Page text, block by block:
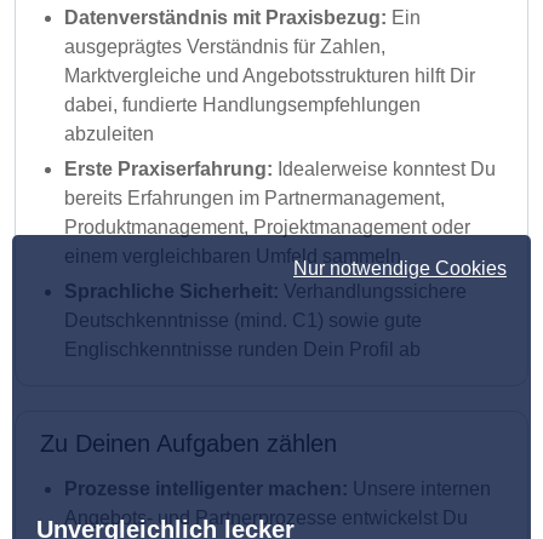
Nur notwendige Cookies
Unvergleichlich lecker
Datenverständnis mit Praxisbezug: Ein
ausgeprägtes Verständnis für Zahlen,
Marktvergleiche und Angebotsstrukturen hilft Dir
dabei, fundierte Handlungsempfehlungen
abzuleiten
Erste Praxiserfahrung: Idealerweise konntest Du
bereits Erfahrungen im Partnermanagement,
Produktmanagement, Projektmanagement oder
einem vergleichbaren Umfeld sammeln
Sprachliche Sicherheit: Verhandlungssichere
Deutschkenntnisse (mind. C1) sowie gute
Englischkenntnisse runden Dein Profil ab
Zu Deinen Aufgaben zählen
Prozesse intelligenter machen: Unsere internen
Angebots- und Partnerprozesse entwickelst Du